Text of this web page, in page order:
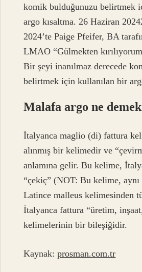
komik bulduğunuzu belirtmek
argo kısaltma. 26 Haziran
2024’te Paige Pfeifer, BA
LMAO “Gülmekten
Bir şeyi inanılmaz derecede
belirtmek için kullanılan bir
Malafa argo ne
İtalyanca maglio (di) fattura
alınmış bir kelimedir ve
anlamına gelir. Bu kelime,
“çekiç” (NOT: Bu kelime, aynı
Latince malleus kelimesinden
İtalyanca fattura “üretim,
kelimelerinin bir bileşiğidir.
Kaynak:prosman.com.tr